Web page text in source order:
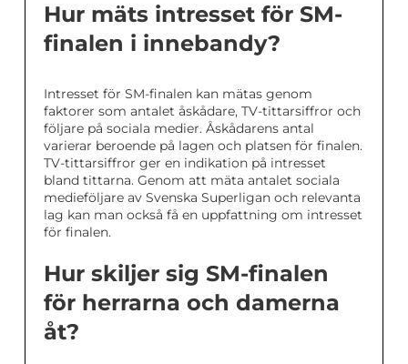
Hur mäts intresset för SM-
finalen i innebandy?
Intresset för SM-finalen kan mätas genom
faktorer som antalet åskådare, TV-tittarsiffror och
följare på sociala medier. Åskådarens antal
varierar beroende på lagen och platsen för finalen.
TV-tittarsiffror ger en indikation på intresset
bland tittarna. Genom att mäta antalet sociala
medieföljare av Svenska Superligan och relevanta
lag kan man också få en uppfattning om intresset
för finalen.
Hur skiljer sig SM-finalen
för herrarna och damerna
åt?